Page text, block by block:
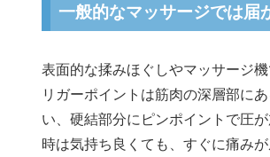
一般的なマッサージでは届
表面的な揉みほぐしやマッサージ
リガーポイントは筋肉の深層部に
い、硬結部分にピンポイントで圧
時は気持ち良くても、すぐに痛み